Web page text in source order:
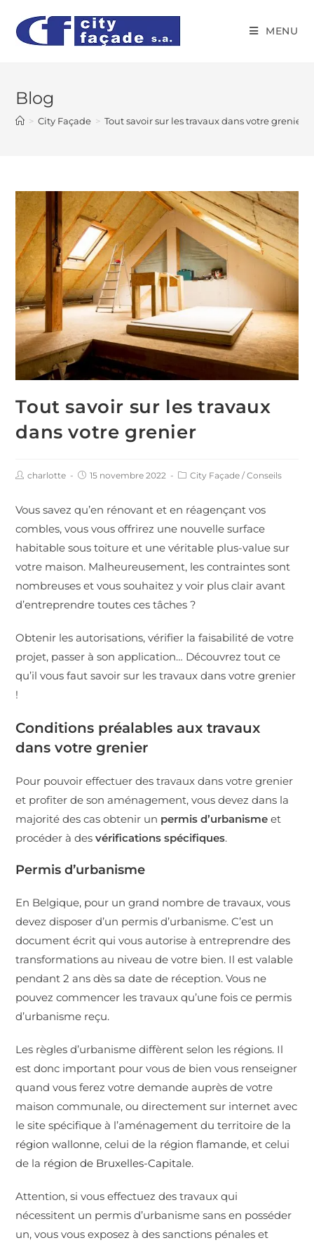
MENU
Blog
> City Façade > Tout savoir sur les travaux dans votre grenier
Tout savoir sur les travaux
dans votre grenier
charlotte 15 novembre 2022 City Façade / Conseils
Vous savez qu’en rénovant et en réagençant vos
combles, vous vous offrirez une nouvelle surface
habitable sous toiture et une véritable plus-value sur
votre maison. Malheureusement, les contraintes sont
nombreuses et vous souhaitez y voir plus clair avant
d’entreprendre toutes ces tâches ?
Obtenir les autorisations, vérifier la faisabilité de votre
projet, passer à son application… Découvrez tout ce
qu’il vous faut savoir sur les travaux dans votre grenier
!
Conditions préalables aux travaux
dans votre grenier
Pour pouvoir effectuer des travaux dans votre grenier
et profiter de son aménagement, vous devez dans la
majorité des cas obtenir un permis d’urbanisme et
procéder à desvérifications spécifiques.
Permis d’urbanisme
En Belgique, pour un grand nombre de travaux, vous
devez disposer d’un permis d’urbanisme. C’est un
document écrit qui vous autorise à entreprendre des
transformations au niveau de votre bien. Il est valable
pendant 2 ans dès sa date de réception. Vous ne
pouvez commencer les travaux qu’une fois ce permis
d’urbanisme reçu.
Les règles d’urbanisme diffèrent selon les régions. Il
est donc important pour vous de bien vous renseigner
quand vous ferez votre demande auprès de votre
maison communale, ou directement sur internet avec
le site spécifique à l’aménagement du territoire de la
région wallonne, celui de la région flamande, et celui
de la région de Bruxelles-Capitale.
Attention, si vous effectuez des travaux qui
nécessitent un permis d’urbanisme sans en posséder
un, vous vous exposez à des sanctions pénales et